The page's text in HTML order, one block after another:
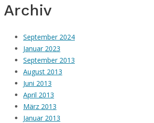
Archiv
September 2024
Januar 2023
September 2013
August 2013
Juni 2013
April 2013
März 2013
Januar 2013